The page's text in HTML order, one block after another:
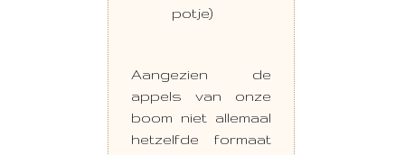
potje)
Aangezien de
appels van onze
boom niet allemaal
hetzelfde formaat